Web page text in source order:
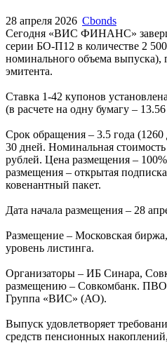
28 апреля 2026 Cbonds
Сегодня «ВИС ФИНАНС»
серии БО-П12 в количестве 2
номинального объема выпуска),
эмитента.
Ставка 1-42 купонов
(в расчете на одну бумагу –
Срок обращения – 3.5 года
30 дней. Номинальная
рублей. Цена размещения –
размещения – открытая
ковенантный пакет.
Дата начала размещения – 28
Размещение – Московская
уровень листинга.
Организаторы – ИБ Синара,
размещению – Совкомбанк.
Группа «ВИС» (АО).
Выпуск удовлетворяет
средств пенсионных